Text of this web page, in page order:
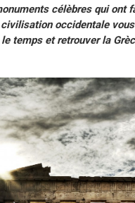
célèbres qui ont
occidentale
temps et retrouver la